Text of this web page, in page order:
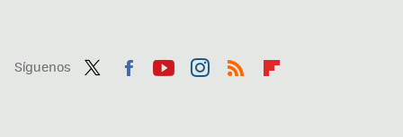
Síguenos